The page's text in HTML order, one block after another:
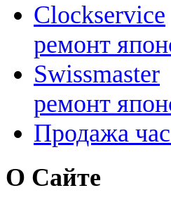
Clockservice
ремонт
Swissmaster
ремонт
Продажа
О Сайте